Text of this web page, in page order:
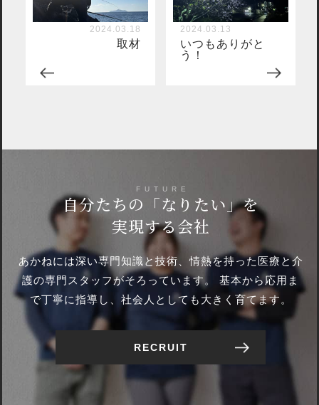
2024.03.18
取材
2024.03.13
いつもありがと
う！
FUTURE
自分たちの 「なりたい」を
実現する会社
あかねには深い専門知識と技術、情熱を持った 医療と介
護の専門スタッフがそろっています。
基本から応用ま
で丁寧に指導し、社会人としても大きく育てます。
RECRUIT